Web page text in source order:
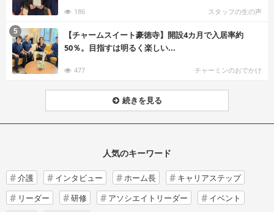
186 スタッフの生の声
【チャームスイート豪徳寺】開設4カ月で入居率約
50％。目指すは明るく楽しい...
477 チャーミンのおでかけ
5
続きを見る
人気のキーワード
介護 インタビュー ホーム長
キャリアステップ
リーダー
研修 アソシエイトリーダー
イベント